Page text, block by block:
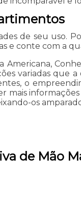
de seu uso.
e conte com a
variadas
o
os
de Mão